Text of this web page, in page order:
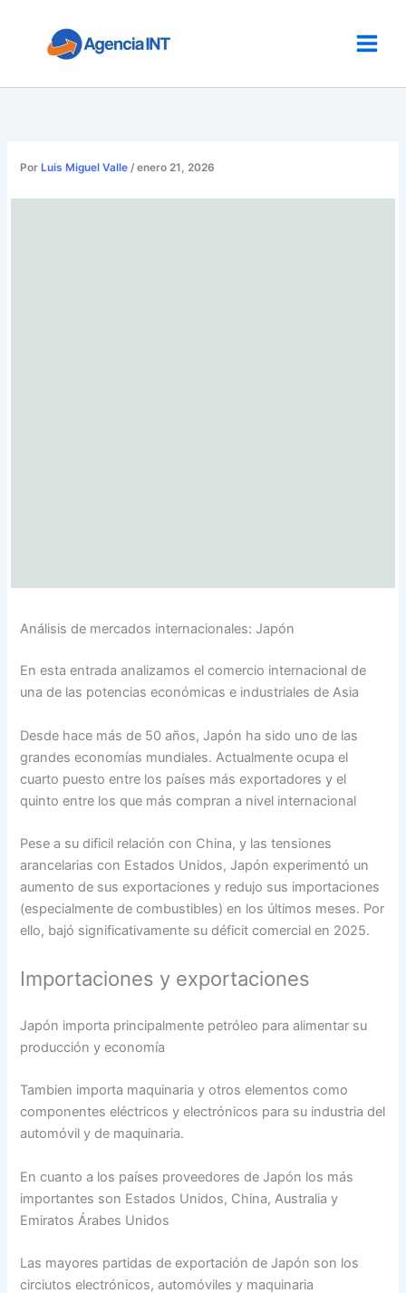
contenido
Por Luis Miguel Valle/enero 21, 2026
Análisis de mercados internacionales: Japón
En esta entrada analizamos el comercio internacional de
una de las potencias económicas e industriales de Asia
Desde hace más de 50 años, Japón ha sido uno de las
grandes economías mundiales. Actualmente ocupa el
cuarto puesto entre los países más exportadores y el
quinto entre los que más compran a nivel internacional
Pese a su dificil relación con China, y las tensiones
arancelarias con Estados Unidos, Japón experimentó un
aumento de sus exportaciones y redujo sus importaciones
(especialmente de combustibles) en los últimos meses. Por
ello, bajó significativamente su déficit comercial en 2025.
Importaciones y exportaciones
Japón importa principalmente petróleo para alimentar su
producción y economía
Tambien importa maquinaria y otros elementos como
componentes eléctricos y electrónicos para su industria del
automóvil y de maquinaria.
En cuanto a los países proveedores de Japón los más
importantes son Estados Unidos, China, Australia y
Emiratos Árabes Unidos
Las mayores partidas de exportación de Japón son los
circiutos electrónicos, automóviles y maquinaria